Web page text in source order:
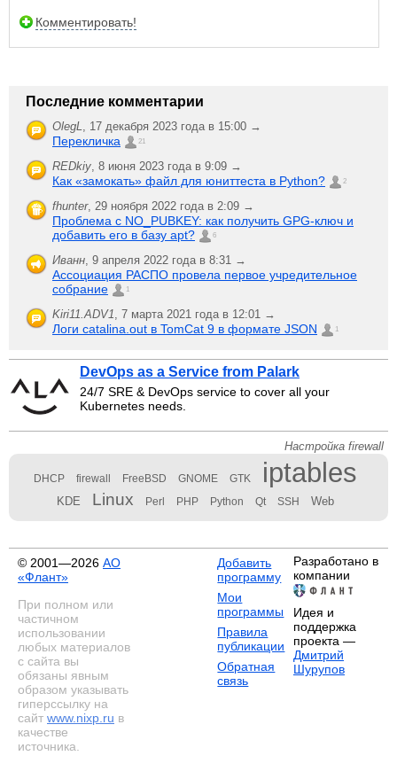
Комментировать!
Последние комментарии
OlegL, 17 декабря 2023 года в 15:00 →
Перекличка 21
REDkiy, 8 июня 2023 года в 9:09 →
Как «замокать» файл для юниттеста в Python? 2
fhunter, 29 ноября 2022 года в 2:09 →
Проблема с NO_PUBKEY: как получить GPG-ключ и
добавить его в базу apt?
6
Иванн, 9 апреля 2022 года в 8:31 →
Ассоциация РАСПО провела первое учредительное
собрание
1
Kiri11.ADV1, 7 марта 2021 года в 12:01 →
Логи catalina.out в TomCat 9 в формате JSON 1
DevOps as a Service from Palark
24/7 SRE & DevOps service to cover all your
Kubernetes needs.
Настройка firewall
DHCP firewall FreeBSD GNOME GTK iptables
KDE Linux Perl PHP Python Qt SSH Web
© 2001—2026 АО
«Флант»
При полном или
частичном
использовании
любых материалов
с сайта вы
обязаны явным
образом указывать
гиперссылку на
сайт www.nixp.ru в
качестве
источника.
Добавить
программу
Мои
программы
Правила
публикации
Обратная
связь
Разработано в
компании
Идея и
поддержка
проекта —
Дмитрий
Шурупов